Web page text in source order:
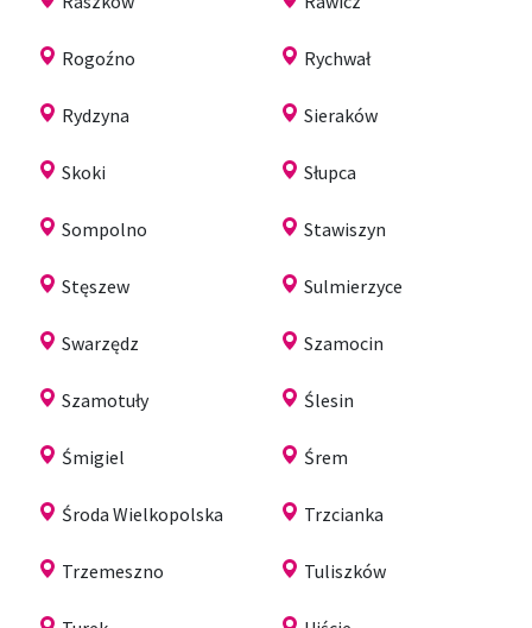
Rogoźno Rychwał
Rydzyna Sieraków
Skoki Słupca
Sompolno Stawiszyn
Stęszew Sulmierzyce
Swarzędz Szamocin
Szamotuły Ślesin
Śmigiel Śrem
Środa Wielkopolska Trzcianka
Trzemeszno Tuliszków